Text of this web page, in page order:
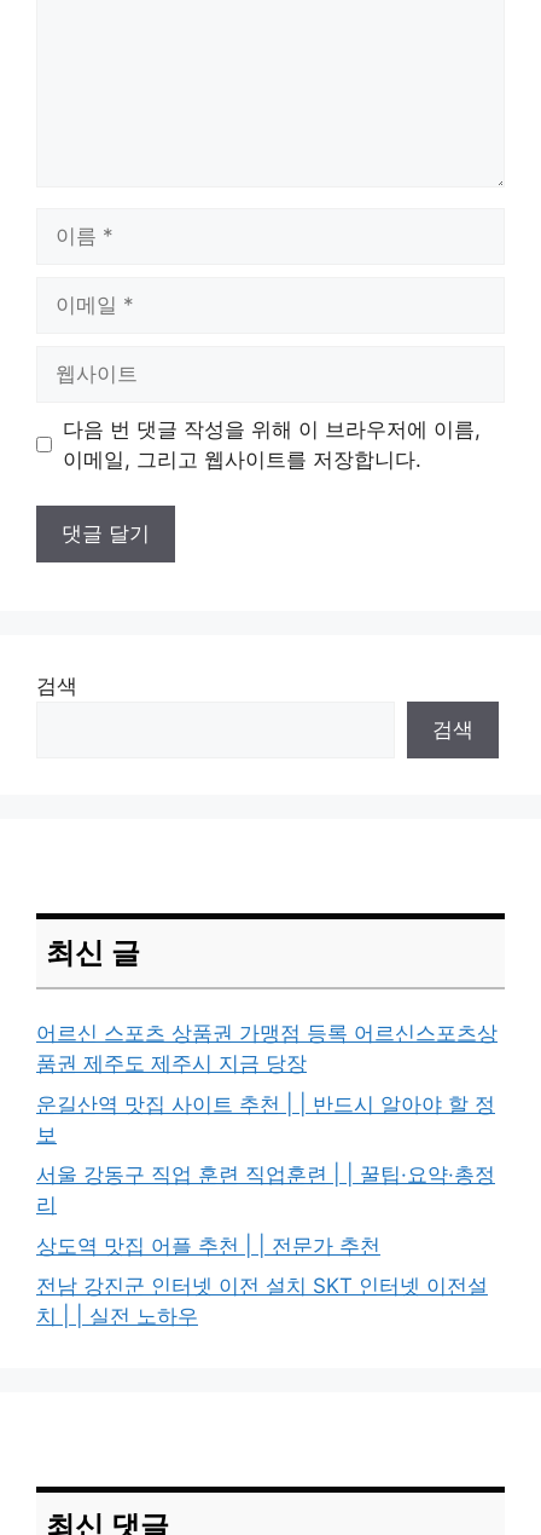
트
다음 번 댓글 작성을 위해 이 브라우저에 이름,
이메일, 그리고 웹사이트를 저장합니다.
검색
검색
최신 글
어르신 스포츠 상품권 가맹점 등록 어르신스포츠상
품권 제주도 제주시 지금 당장
운길산역 맛집 사이트 추천 | | 반드시 알아야 할 정
보
서울 강동구 직업 훈련 직업훈련 | | 꿀팁·요약·총정
리
상도역 맛집 어플 추천 | | 전문가 추천
전남 강진군 인터넷 이전 설치 SKT 인터넷 이전설
치 | | 실전 노하우
최신 댓글